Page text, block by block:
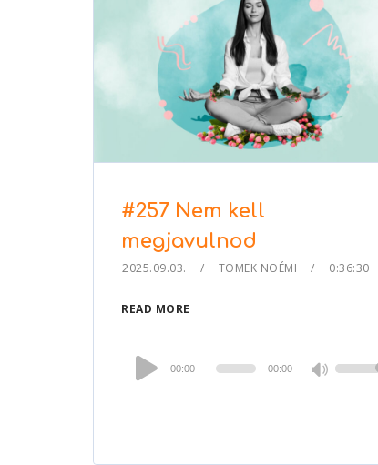
#257 Nem kell
megjavulnod
2025.09.03. TOMEK NOÉMI 0:36:30
READ MORE
Audio
Player
00:00 00:00
Use